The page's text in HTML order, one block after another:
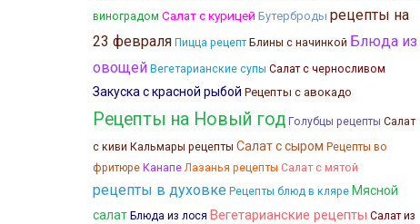
виноградом Салат с курицей Бутерброды рецепты на
23 февраля Пицца рецепт Блины с начинкой Блюда из
овощей Вегетарианские супы Салат с черносливом
Закуска с красной рыбой Рецепты с авокадо
Рецепты на Новый год Голубцы рецепты Салат
с киви Кальмары рецепты Салат с сыром Рецепты во
фритюре Канапе Лазанья рецепты Салат с мятой
рецепты в духовке Рецепты блюд в кляре Мясной
салат Блюда из лося Вегетарианские рецепты Салат из